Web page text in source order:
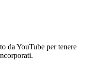
da YouTube per tenere